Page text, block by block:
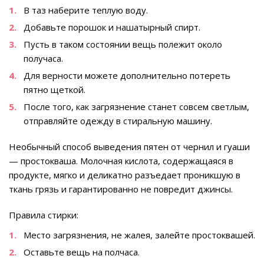
В таз наберите теплую воду.
Добавьте порошок и нашатырный спирт.
Пусть в таком состоянии вещь полежит около
получаса.
Для верности можете дополнительно потереть
пятно щеткой.
После того, как загрязнение станет совсем светлым,
отправляйте одежду в стиральную машину.
Необычный способ выведения пятен от чернил и гуаши
— простокваша. Молочная кислота, содержащаяся в
продукте, мягко и деликатно разъедает проникшую в
ткань грязь и гарантированно не повредит джинсы.
Правила стирки:
Место загрязнения, не жалея, залейте простоквашей.
Оставьте вещь на полчаса.